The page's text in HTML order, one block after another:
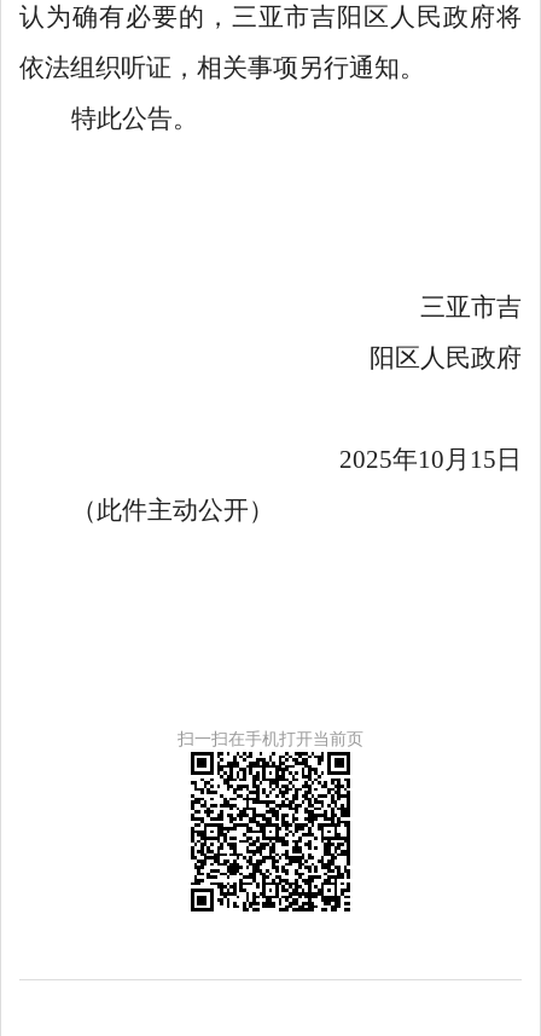
认为确有必要的，三亚市吉阳区人民政府将
依法组织听证，相关事项另行通知。
特此公告。
三亚市吉
阳区 人民政府
2025年10 月 15 日
（此件主动公开）
扫一扫在手机打开当前页